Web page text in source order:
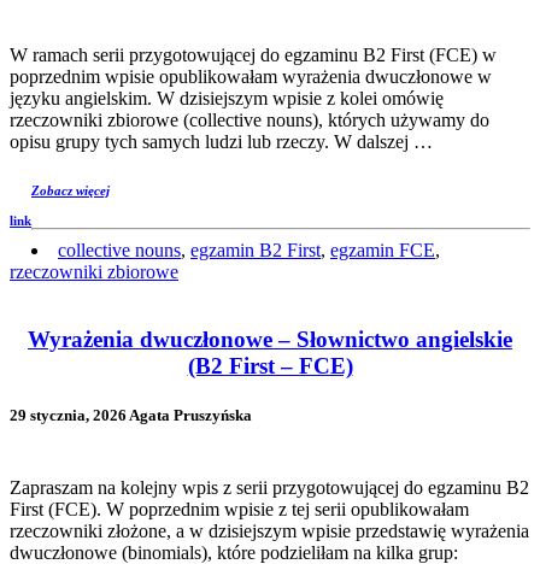
W ramach serii przygotowującej do egzaminu B2 First (FCE) w
poprzednim wpisie opublikowałam wyrażenia dwuczłonowe w
języku angielskim. W dzisiejszym wpisie z kolei omówię
rzeczowniki zbiorowe (collective nouns), których używamy do
opisu grupy tych samych ludzi lub rzeczy. W dalszej …
link
Zobacz więcej
collective nouns, egzamin B2 First, egzamin FCE,
rzeczowniki zbiorowe
Wyrażenia dwuczłonowe – Słownictwo angielskie
(B2 First – FCE)
29 stycznia, 2026 Agata Pruszyńska
Zapraszam na kolejny wpis z serii przygotowującej do egzaminu B2
First (FCE). W poprzednim wpisie z tej serii opublikowałam
rzeczowniki złożone, a w dzisiejszym wpisie przedstawię wyrażenia
dwuczłonowe (binomials), które podzieliłam na kilka grup: